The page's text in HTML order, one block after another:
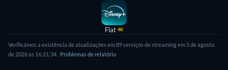
Flat 4K
Verificámos a existência de atualizações em 89 serviços de streaming em 5 de agosto
de 2026 às 16:21:34.
Problemas de relatório